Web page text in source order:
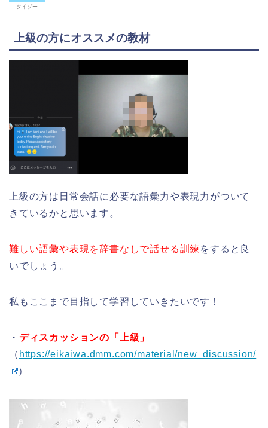
タイゾー
上級の方にオススメの教材
上級の方は日常会話に必要な語彙力や表現力がついて
きているかと思います。
難しい語彙や表現を辞書なしで話せる訓練 をすると良
いでしょう。
私もここまで目指して学習していきたいです！
・ ディスカッションの「上級」
（ https://eikaiwa.dmm.com/material/new_discussion/
）